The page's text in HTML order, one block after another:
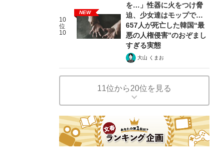
10
位
10
NEW
を…」性器に火をつけ脅
迫、少女達はモップで…
657人が死亡した韓国“最
悪の人権侵害”のおぞまし
すぎる実態
大山 くまお
11位から20位を見る